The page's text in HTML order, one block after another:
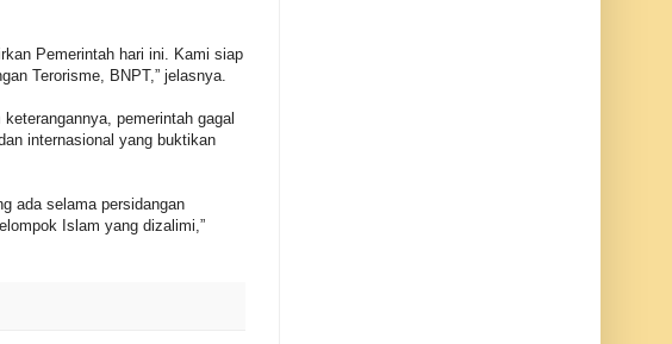
Pemerintah hari ini. Kami siap
Terorisme, BNPT,” jelasnya.
pemerintah gagal
internasional yang buktikan
ada selama persidangan
Islam yang dizalimi,”